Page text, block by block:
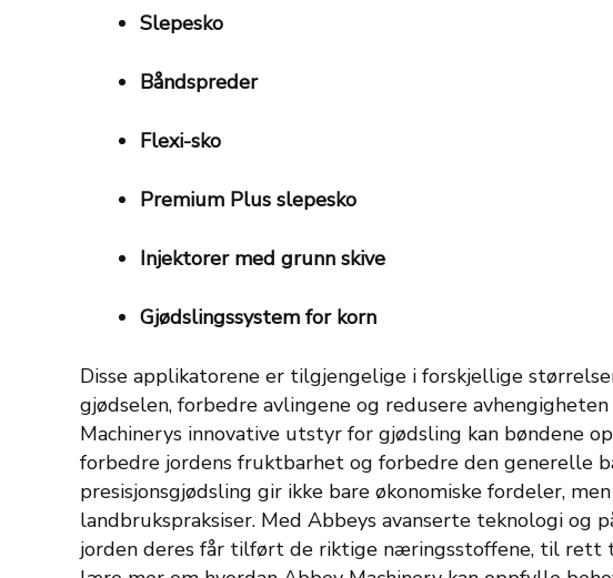
Slepesko
Båndspreder
Flexi-sko
Premium Plus slepesko
Injektorer med grunn skive
Gjødslingssystem for korn
Disse applikatorene er tilgjengelige i forskjellige
gjødselen, forbedre avlingene og redusere
Machinerys innovative utstyr for gjødsling kan bøndene
forbedre jordens fruktbarhet og forbedre den generelle
presisjonsgjødsling gir ikke bare økonomiske fordeler,
landbrukspraksiser. Med Abbeys avanserte teknologi og
jorden deres får tilført de riktige næringsstoffene, til rett